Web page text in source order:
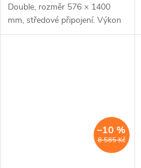
Double, rozměr 576 × 1400
mm, středové připojení. Výkon
1581 W. Dostupné rozměry
8 585 Kč
–10 %